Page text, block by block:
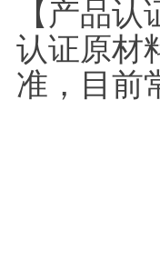
【产品
认证原材
准，目前